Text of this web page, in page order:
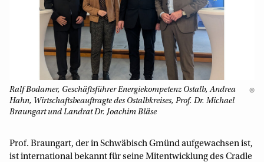
Ralf Bodamer, Geschäftsführer Energiekompetenz Ostalb, Andrea
Hahn, Wirtschaftsbeauftragte des Ostalbkreises, Prof. Dr. Michael
Braungart und Landrat Dr. Joachim Bläse
©
Prof. Braungart, der in Schwäbisch Gmünd aufgewachsen ist,
ist international bekannt für seine Mitentwicklung des Cradle